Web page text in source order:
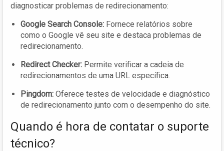
diagnosticar problemas de redirecionamento:
Google Search Console: Fornece relatórios sobre
como o Google vê seu site e destaca problemas de
redirecionamento.
Redirect Checker: Permite verificar a cadeia de
redirecionamentos de uma URL específica.
Pingdom: Oferece testes de velocidade e diagnóstico
de redirecionamento junto com o desempenho do site.
Quando é hora de contatar o suporte
técnico?